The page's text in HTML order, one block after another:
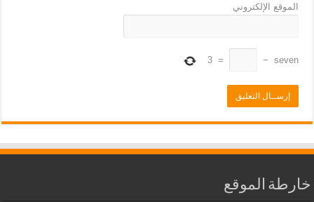
الموقع الإلكتروني
seven
−
=
3
خارطة الموقع